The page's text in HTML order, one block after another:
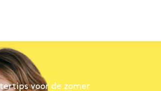
voor de zomer